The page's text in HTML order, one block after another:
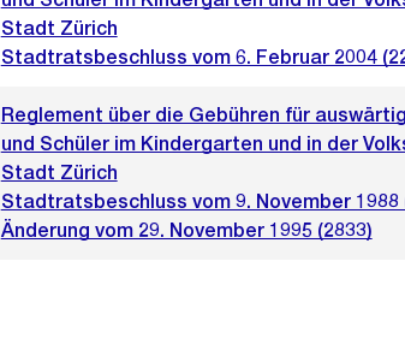
Stadt Zürich
Stadtratsbeschluss vom 6. Februar 2004
Reglement über die Gebühren für
und Schüler im Kindergarten und in der
Stadt Zürich
Stadtratsbeschluss vom 9. November 1988
Änderung vom 29. November 1995 (2833)